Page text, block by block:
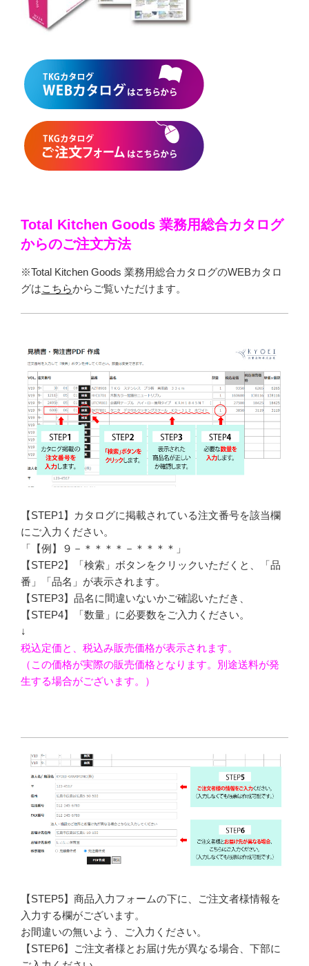
Total Kitchen Goods 業務用総合カタログ
からのご注文方法
※Total Kitchen Goods 業務用総合カタログのWEBカタロ
グはこちらからご覧いただけます。
【STEP1】カタログに掲載されている注文番号を該当欄
にご入力ください。
「【例】９－＊＊＊＊－＊＊＊＊」
【STEP2】「検索」ボタンをクリックいただくと、「品
番」「品名」が表示されます。
【STEP3】品名に間違いないかご確認いただき、
【STEP4】「数量」に必要数をご入力ください。
↓
税込定価と、税込み販売価格が表示されます。
（この価格が実際の販売価格となります。別途送料が発
生する場合がございます。）
【STEP5】商品入力フォームの下に、ご注文者様情報を
入力する欄がございます。
お間違いの無いよう、ご入力ください。
【STEP6】ご注文者様とお届け先が異なる場合、下部に